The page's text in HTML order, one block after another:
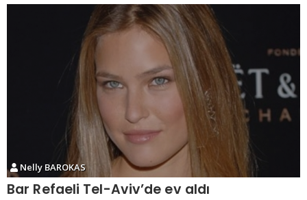
Nelly BAROKAS
Bar Refaeli Tel-Aviv’de ev aldı